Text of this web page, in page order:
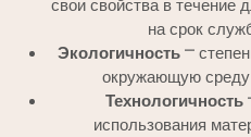
свои свойства в течение
на срок
Экологичность⎻
окружающую среду
Технологичность
использования